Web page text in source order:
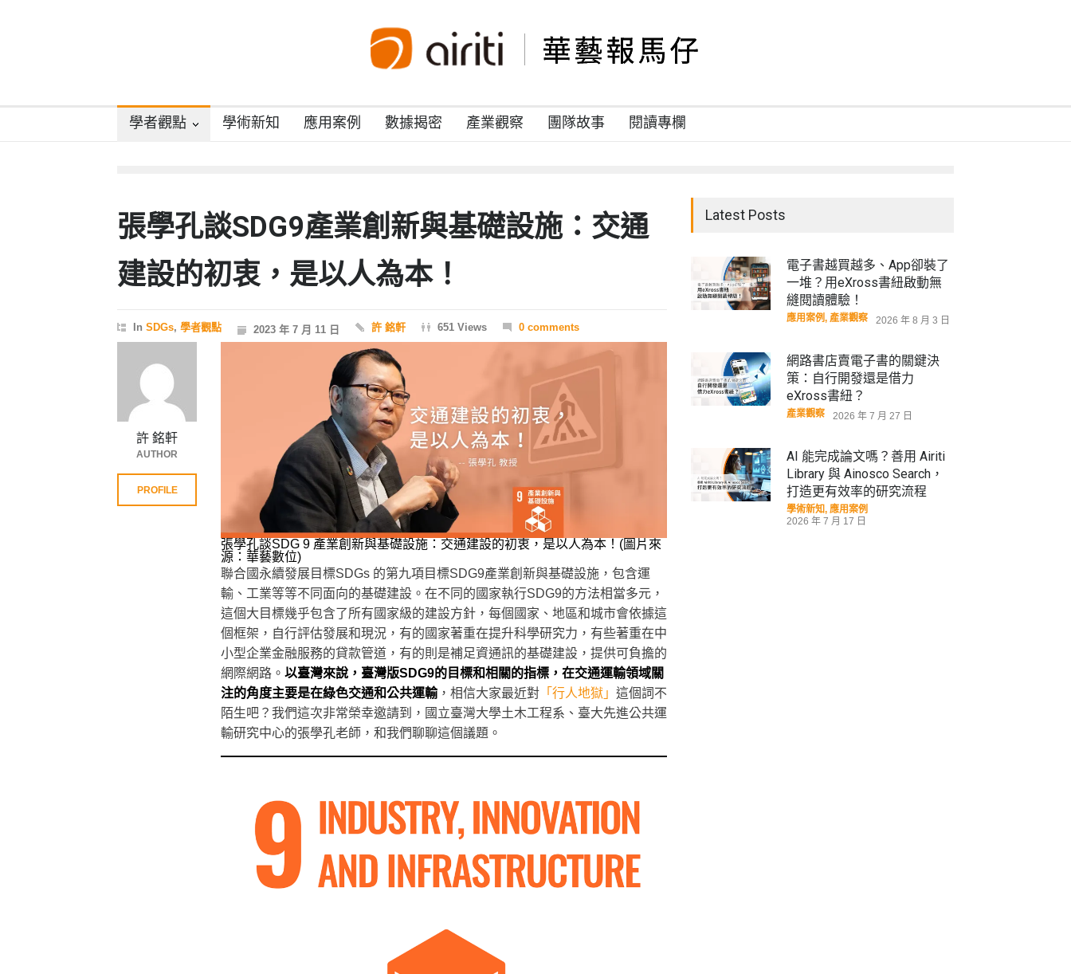
學者觀點 學術新知 應用案例 數據揭密 產業觀察 團隊故事 閱讀專欄
張學孔談SDG9產業創新與基礎設施：交通
建設的初衷，是以人為本！
In SDGs, 學者觀點 2023 年 7 月 11 日 許 銘軒 651 Views 0 comments
張學孔談SDG 9 產業創新與基礎設施：交通建設的初衷，是以人為本！(圖片來
源：華藝數位)
聯合國永續發展目標SDGs 的第九項目標SDG9產業創新與基礎設施，包含運
輸、工業等等不同面向的基礎建設。在不同的國家執行SDG9的方法相當多元，
這個大目標幾乎包含了所有國家級的建設方針，每個國家、地區和城市會依據這
個框架，自行評估發展和現況，有的國家著重在提升科學研究力，有些著重在中
小型企業金融服務的貸款管道，有的則是補足資通訊的基礎建設，提供可負擔的
網際網路。 以臺灣來說，臺灣版SDG9的目標和相關的指標，在交通運輸領域關
注的角度主要是在綠色交通和公共運輸，相信大家最近對 「行人地獄」 這個詞不
陌生吧？我們這次非常榮幸邀請到，國立臺灣大學土木工程系、臺大先進公共運
輸研究中心的張學孔老師，和我們聊聊這個議題。
許 銘軒
AUTHOR
PROFILE
Latest Posts
電子書越買越多、App卻裝了
一堆？用eXross書紐啟動無
縫閱讀體驗！
應用案例, 產業觀察 2026 年 8 月 3 日
網路書店賣電子書的關鍵決
策：自行開發還是借力
eXross書紐？
產業觀察 2026 年 7 月 27 日
AI 能完成論文嗎？善用 Airiti
Library 與 Ainosco Search，
打造更有效率的研究流程
學術新知, 應用案例
2026 年 7 月 17 日